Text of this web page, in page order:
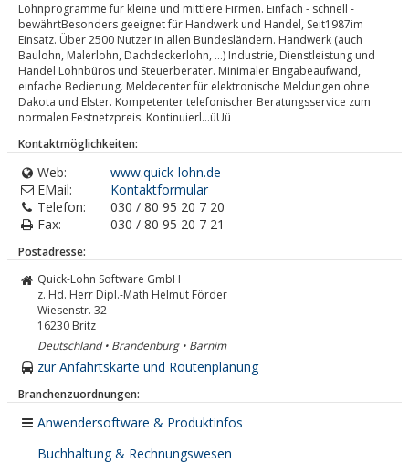
Lohnprogramme für kleine und mittlere Firmen. Einfach - schnell -
bewährtBesonders geeignet für Handwerk und Handel, Seit1987im
Einsatz. Über 2500 Nutzer in allen Bundesländern. Handwerk (auch
Baulohn, Malerlohn, Dachdeckerlohn, ...) Industrie, Dienstleistung und
Handel Lohnbüros und Steuerberater. Minimaler Eingabeaufwand,
einfache Bedienung. Meldecenter für elektronische Meldungen ohne
Dakota und Elster. Kompetenter telefonischer Beratungsservice zum
normalen Festnetzpreis. Kontinuierl...üÜü
Kontaktmöglichkeiten:
Web:
www.quick-lohn.de
EMail:
Kontaktformular
Telefon:
030 / 80 95 20 7 20
Fax:
030 / 80 95 20 7 21
Postadresse:
Quick-Lohn Software GmbH
z. Hd. Herr Dipl.-Math Helmut Förder
Wiesenstr. 32
16230 Britz
Deutschland • Brandenburg • Barnim
zur Anfahrtskarte und Routenplanung
Branchenzuordnungen:
Anwendersoftware & Produktinfos
Buchhaltung & Rechnungswesen